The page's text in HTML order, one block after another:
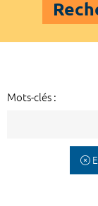
Mots-clés :